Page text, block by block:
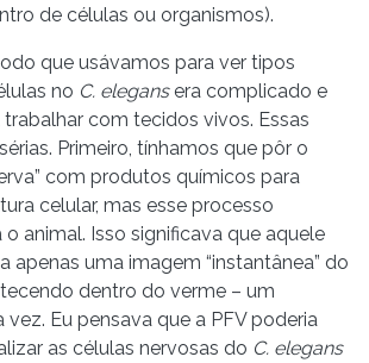
de células ou organismos).
que usávamos para ver tipos
no C. elegansera complicado e
com tecidos vivos. Essas
Primeiro, tínhamos que pôr o
com produtos químicos para
celular, mas esse processo
animal. Isso significava que aquele
apenas uma imagem “instantânea” do
dentro do verme – um
vez. Eu pensava que a PFV poderia
as células nervosas do C. elegans